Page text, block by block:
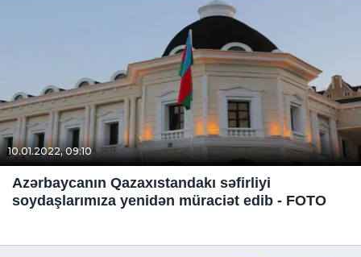
10.01.2022, 09:10
Azərbaycanın Qazaxıstandakı səfirliyi
soydaşlarımıza yenidən müraciət edib - FOTO